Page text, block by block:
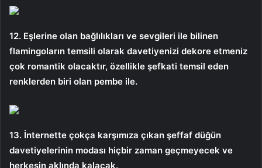
12. Eşlerine olan bağlılıkları ve sevgileri ile bilinen
flamingoların temsili olarak davetiyenizi dekore etmeniz
çok romantik olacaktır, özellikle şefkati temsil eden
renklerden biri olan pembe ile.
13. İnternette çokça karşımıza çıkan şeffaf düğün
davetiyelerinin modası hiçbir zaman geçmeyecek ve
herkesin aklında kalacak.